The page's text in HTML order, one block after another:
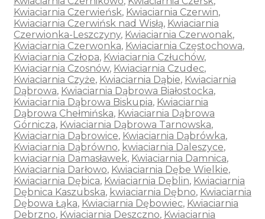
Kwiaciarnia Czerwieńsk, Kwiaciarnia Czerwin,
Kwiaciarnia Czerwińsk nad Wisłą, Kwiaciarnia
Czerwionka-Leszczyny, Kwiaciarnia Czerwonak,
Kwiaciarnia Czerwonka, Kwiaciarnia Częstochowa,
Kwiaciarnia Człopa, Kwiaciarnia Człuchów,
Kwiaciarnia Czosnów, Kwiaciarnia Czudec,
Kwiaciarnia Czyże, Kwiaciarnia Dąbie, Kwiaciarnia
Dąbrowa, Kwiaciarnia Dąbrowa Białostocka,
Kwiaciarnia Dąbrowa Biskupia, Kwiaciarnia
Dąbrowa Chełmińska, Kwiaciarnia Dąbrowa
Górnicza, Kwiaciarnia Dąbrowa Tarnowska,
Kwiaciarnia Dąbrowice, Kwiaciarnia Dąbrówka,
Kwiaciarnia Dąbrówno, kwiaciarnia Daleszyce,
kwiaciarnia Damasławek, Kwiaciarnia Damnica,
Kwiaciarnia Darłowo, Kwiaciarnia Dębe Wielkie,
Kwiaciarnia Dębica, Kwiaciarnia Dęblin, Kwiaciarnia
Dębnica Kaszubska, kwiaciarnia Dębno, Kwiaciarnia
Dębowa Łąka, Kwiaciarnia Dębowiec, Kwiaciarnia
Debrzno, Kwiaciarnia Deszczno, Kwiaciarnia